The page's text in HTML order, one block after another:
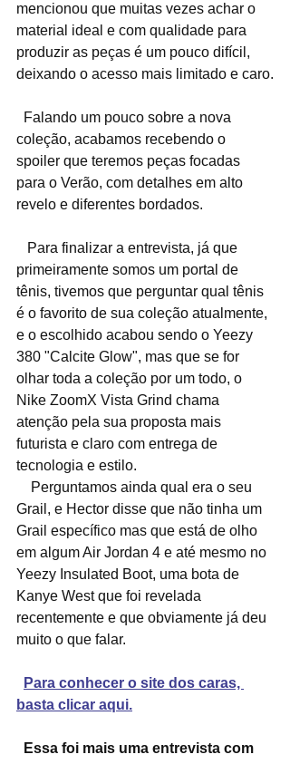
mencionou que muitas vezes achar o
material ideal e com qualidade para
produzir as peças é um pouco difícil,
deixando o acesso mais limitado e caro.
coleção, acabamos recebendo o
spoiler que teremos peças focadas
para o Verão, com detalhes em alto
revelo e diferentes bordados.
primeiramente somos um portal de
tênis, tivemos que perguntar qual tênis
é o favorito de sua coleção atualmente,
e o escolhido acabou sendo o Yeezy
380 "Calcite Glow", mas que se for
olhar toda a coleção por um todo, o
Nike ZoomX Vista Grind chama
atenção pela sua proposta mais
futurista e claro com entrega de
tecnologia e estilo.
Grail, e Hector disse que não tinha um
Grail específico mas que está de olho
em algum Air Jordan 4 e até mesmo no
Yeezy Insulated Boot, uma bota de
Kanye West que foi revelada
recentemente e que obviamente já deu
muito o que falar.
Para conhecer o site dos caras,
basta clicar aqui.
Essa foi mais uma entrevista com